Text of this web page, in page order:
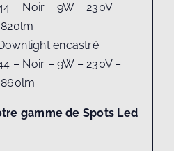
– Noir – 9W – 230V –
820lm
encastré
– Noir – 9W – 230V –
860lm
gamme de Spots Led